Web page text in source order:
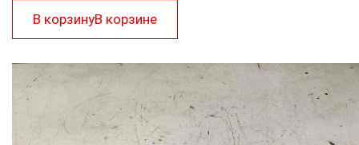
В корзинуВ корзине